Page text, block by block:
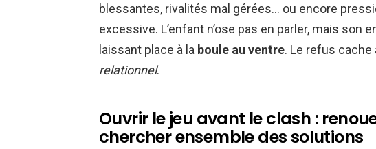
blessantes, rivalités mal gérées… ou encore
excessive. L’enfant n’ose pas en parler, mais son
laissant place à la boule au ventre. Le refus cache
relationnel.
Ouvrir le jeu avant le clash :
chercher ensemble des solutions